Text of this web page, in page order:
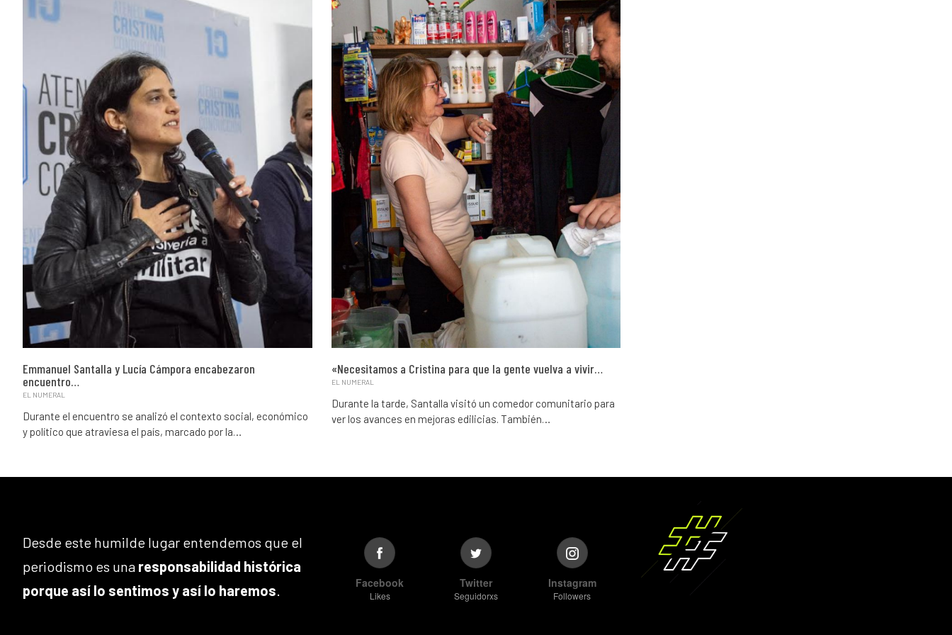
Emmanuel Santalla y Lucía Cámpora encabezaron
encuentro…
EL NUMERAL
Durante el encuentro se analizó el contexto social, económico
y político que atraviesa el país, marcado por la…
«Necesitamos a Cristina para que la gente vuelva a vivir…
EL NUMERAL
Durante la tarde, Santalla visitó un comedor comunitario para
ver los avances en mejoras edilicias. También…
Desde este humilde lugar entendemos que el
periodismo es una responsabilidad histórica
porque así lo sentimos y así lo haremos
Facebook
Likes
Twitter
Seguidorxs
Instagram
Followers